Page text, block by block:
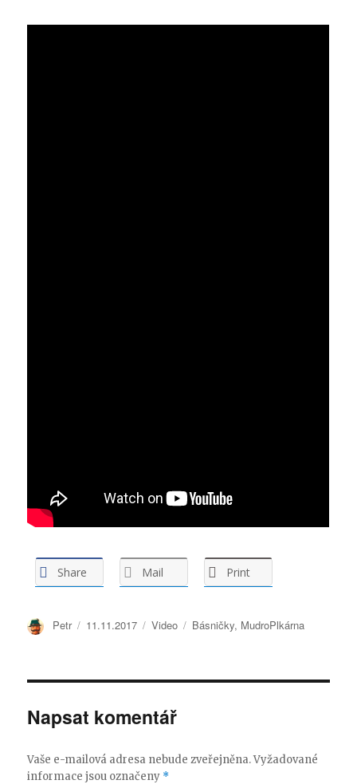
Share Mail Print
Autor:
Petr Publikováno:
11.11.2017 Formát:
Video Rubriky:
Básničky, MudroPlkárna
Napsat komentář
Vaše e-mailová adresa nebude zveřejněna.Vyžadované
informace jsou označeny *